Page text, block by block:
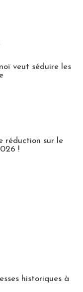
veut séduire les
réduction sur le
!
historiques à